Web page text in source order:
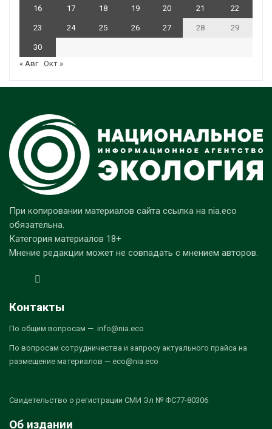
16 17 18 19 20 21 22
23 24 25 26 27 28 29
30
« Авг Окт »
При копировании материалов сайта ссылка на nia.eco
обязательна.
Категория материалов 18+
Мнение редакции может не совпадать с мнением авторов.
Контакты
По общим вопросам — info@nia.eco
По вопросам сотрудничества и запросу актуального прайса на
размещение материалов — eco@nia.eco
Свидетельство о регистрации СМИ Эл № ФС77-80306
Об издании